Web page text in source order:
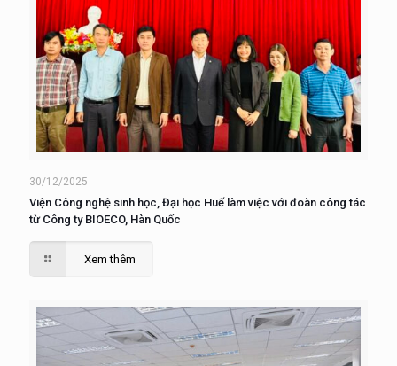
30/12/2025
Viện Công nghệ sinh học, Đại học Huế làm việc với đoàn công tác
từ Công ty BIOECO, Hàn Quốc
Xem thêm